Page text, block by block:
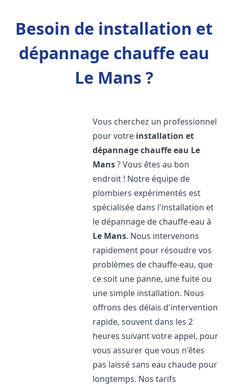
Besoin de installation et
dépannage chauffe eau
Le Mans ?
Vous cherchez un professionnel
pour votre installation et
dépannage chauffe eau Le
Mans? Vous êtes au bon
endroit ! Notre équipe de
plombiers expérimentés est
spécialisée dans l'installation et
le dépannage de chauffe-eau à
Le Mans. Nous intervenons
rapidement pour résoudre vos
problèmes de chauffe-eau, que
ce soit une panne, une fuite ou
une simple installation. Nous
offrons des délais d'intervention
rapide, souvent dans les 2
heures suivant votre appel, pour
vous assurer que vous n'êtes
pas laissé sans eau chaude pour
longtemps. Nos tarifs